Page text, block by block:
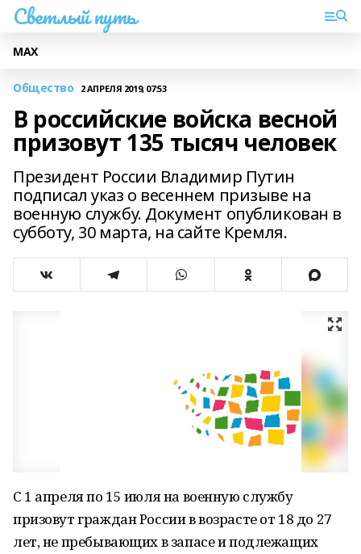
Светлый путь
МАХ
Общество 2 АПРЕЛЯ 2019, 07:53
В российские войска весной
призовут 135 тысяч человек
Президент России Владимир Путин
подписал указ о весеннем призыве на
военную службу. Документ опубликован в
субботу, 30 марта, на сайте Кремля.
С 1 апреля по 15 июля на военную службу
призовут граждан России в возрасте от 18 до 27
лет, не пребывающих в запасе и подлежащих